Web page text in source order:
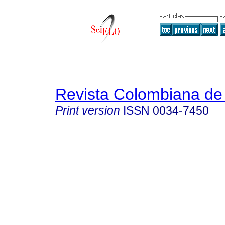
Revista Colombiana
Print version ISSN 0034-7450